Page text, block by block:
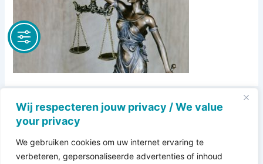
Wij respecteren jouw privacy / We value
your privacy
We gebruiken cookies om uw internet ervaring te
verbeteren, gepersonaliseerde advertenties of inhoud